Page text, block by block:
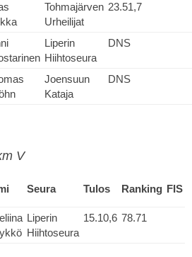
Tohmajärven
Urheilijat
23.51,7
Liperin
Hiihtoseura
DNS
Joensuun
Kataja
DNS
V
Seura Tulos Ranking FIS
Liperin
Hiihtoseura
15.10,6 78.71